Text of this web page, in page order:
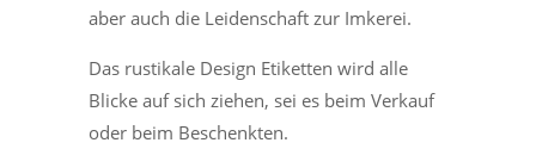
aber auch die Leidenschaft zur Imkerei.
Das rustikale Design Etiketten wird alle
Blicke auf sich ziehen, sei es beim Verkauf
oder beim Beschenkten.